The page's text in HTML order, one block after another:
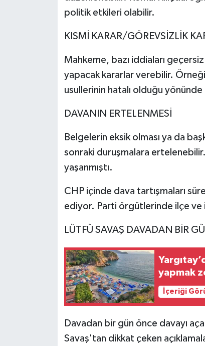
politik etkileri olabilir.
KISMİ KARAR/GÖREVSİZLİK
Mahkeme, bazı iddiaları
yapacak kararlar verebilir.
usullerinin hatalı olduğu yönünde
DAVANIN ERTELENMESİ
Belgelerin eksik olması ya da
sonraki duruşmalara
yaşanmıştı.
CHP içinde dava tartışmaları
ediyor. Parti örgütlerinde ilçe ve
LÜTFÜ SAVAŞ DAVADAN BİR
yapmak
İçeriği
Davadan bir gün önce davayı
Savaş'tan dikkat çeken